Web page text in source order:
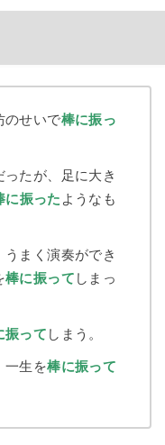
のせいで棒に振っ
たが、足に大き
に振った ようなも
まく演奏ができ
棒に振って しまっ
振って しまう。
一生を棒に振って